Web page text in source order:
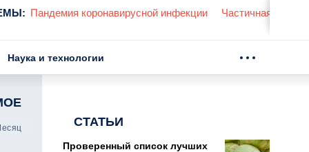
: Пандемия коронавирусной инфекции Частичная
Наука и технологии
СТАТЬИ
Проверенный список лучших